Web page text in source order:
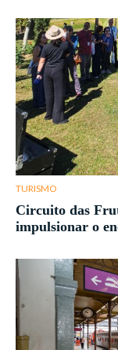
TURISMO
Circuito das
impulsionar o